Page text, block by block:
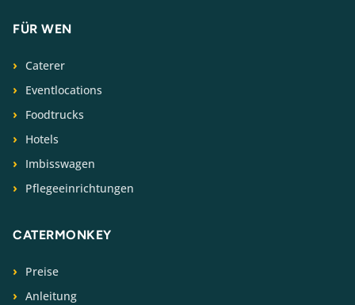
FÜR WEN
Caterer
Eventlocations
Foodtrucks
Hotels
Imbisswagen
Pflegeeinrichtungen
CATERMONKEY
Preise
Anleitung